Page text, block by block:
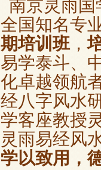
南京灵雨
全国知名专
期培训班，
易学泰斗、
化卓越领航
经八字风水
学客座教授
灵雨易经风
学以致用，